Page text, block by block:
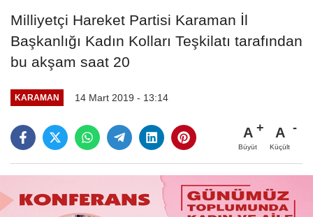
Milliyetçi Hareket Partisi Karaman İl
Başkanlığı Kadın Kolları Teşkilatı tarafından
bu akşam saat 20
KARAMAN 14 Mart 2019 - 13:14
A
Büyüt
A
Küçült